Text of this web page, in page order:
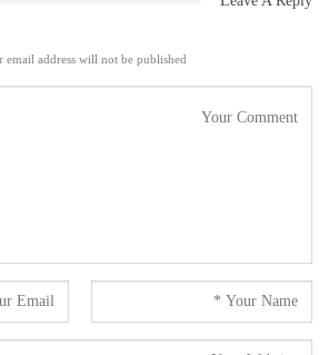
email address will not be published.